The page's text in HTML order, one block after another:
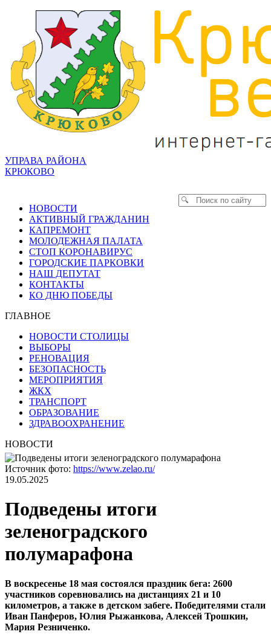
УПРАВА РАЙОНА
КРЮКОВО
НОВОСТИ
АКТИВНЫЙ ГРАЖДАНИН
КАПРЕМОНТ
МОЛОДЕЖНАЯ ПАЛАТА
СТОП КОРОНАВИРУС
ГОРОДСКИЕ ПАРКОВКИ
НАШ ДЕПУТАТ
КОНТАКТЫ
КО ДНЮ ПОБЕДЫ
ГЛАВНОЕ
НОВОСТИ СТОЛИЦЫ
ВЫБОРЫ
РЕНОВАЦИЯ
БЕЗОПАСНОСТЬ
МЕРОПРИЯТИЯ
ЖКХ
ТРАНСПОРТ
ОБРАЗОВАНИЕ
ЗДРАВООХРАНЕНИЕ
НОВОСТИ
Источник фото: https://www.zelao.ru/
19.05.2025
Подведены итоги
зеленоградского
полумарафона
В воскресенье 18 мая состоялся праздник бега: 2600
участников соревновались на дистанциях 21 и 10
километров, а также в детском забеге. Победителями стали
Иван Панферов, Юлия Рыжанкова, Алексей Трошкин,
Мария Резниченко.